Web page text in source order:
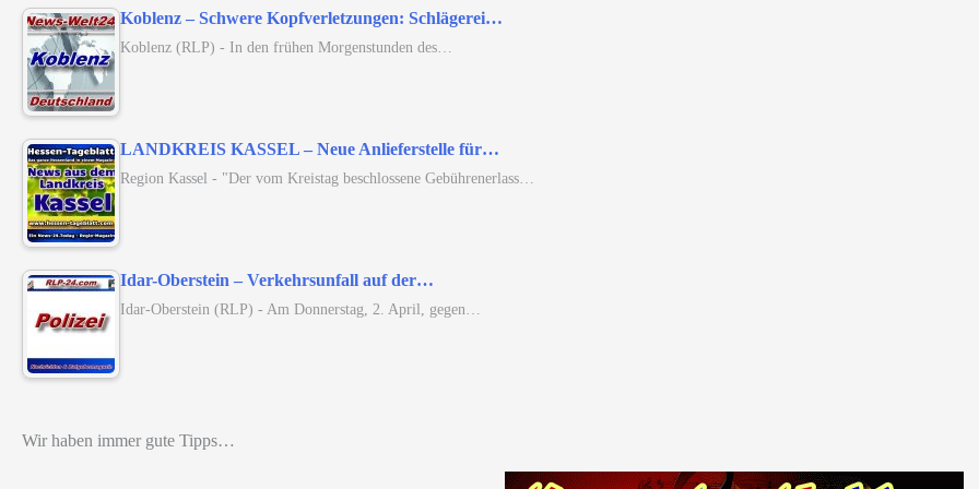
Koblenz – Schwere Kopfverletzungen: Schlägerei…
Koblenz (RLP) - In den frühen Morgenstunden des…
LANDKREIS KASSEL – Neue Anlieferstelle für…
Region Kassel - "Der vom Kreistag beschlossene Gebührenerlass…
Idar-Oberstein – Verkehrsunfall auf der…
Idar-Oberstein (RLP) - Am Donnerstag, 2. April, gegen…
Wir haben immer gute Tipps…